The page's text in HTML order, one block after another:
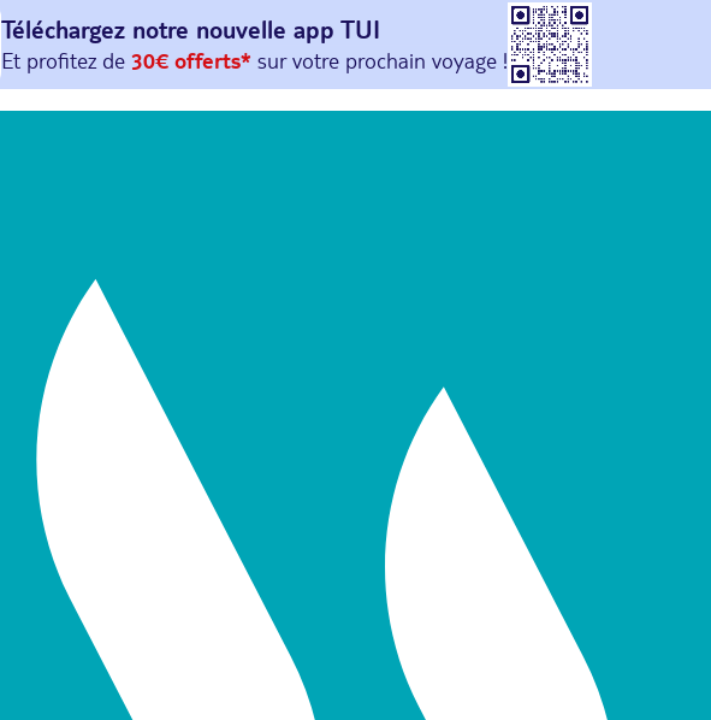
Téléchargez notre nouvelle app TUI
Et profitez de 30€ offerts*sur votreprochain
avec le code : HAPPYAPP